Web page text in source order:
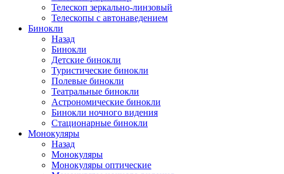
Телескоп зеркально-линзовый
Телескопы с автонаведением
Бинокли
Назад
Бинокли
Детские бинокли
Туристические бинокли
Полевые бинокли
Театральные бинокли
Астрономические бинокли
Бинокли ночного видения
Стационарные бинокли
Монокуляры
Назад
Монокуляры
Монокуляры оптические